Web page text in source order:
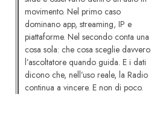
movimento. Nel primo caso
dominano app, streaming, IP e
piattaforme. Nel secondo conta una
cosa sola: che cosa sceglie davvero
l’ascoltatore quando guida. E i dati
dicono che, nell’uso reale, la Radio
continua a vincere. E non di poco.